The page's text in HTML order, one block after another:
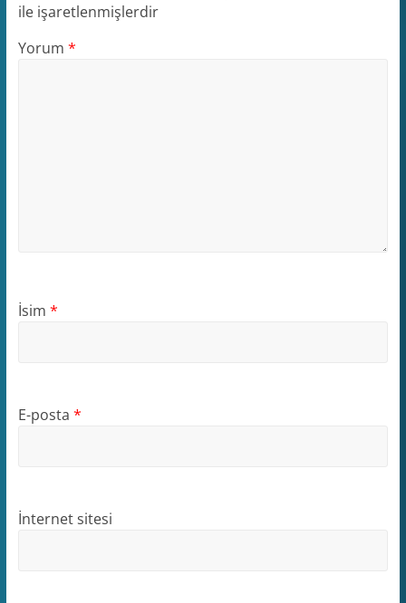
ile işaretlenmişlerdir
Yorum *
İsim *
E-posta *
İnternet sitesi